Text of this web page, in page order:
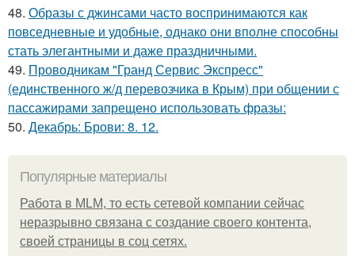
48. Образы с джинсами часто воспринимаются как
повседневные и удобные, однако они вполне способны
стать элегантными и даже праздничными.
49. Проводникам "Гранд Сервис Экспресс"
(единственного ж/д перевозчика в Крым) при общении с
пассажирами запрещено использовать фразы:
50. Декабрь: Брови: 8. 12.
Популярные материалы
Работа в MLM, то есть сетевой компании сейчас
неразрывно связана с создание своего контента,
своей страницы в соц сетях.